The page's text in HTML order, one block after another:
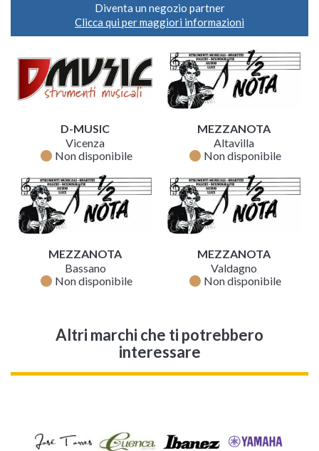
Diventa un negozio partner
Clicca qui per maggiori informazioni
D-MUSIC
Vicenza
fiber_manual_record Non disponibile
MEZZANOTA
Altavilla
fiber_manual_record Non disponibile
MEZZANOTA
Bassano
fiber_manual_record Non disponibile
MEZZANOTA
Valdagno
fiber_manual_record Non disponibile
Altri marchi che ti potrebbero
interessare